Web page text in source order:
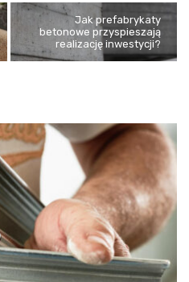
Jak prefabrykaty
betonowe przyspieszają
realizację inwestycji?